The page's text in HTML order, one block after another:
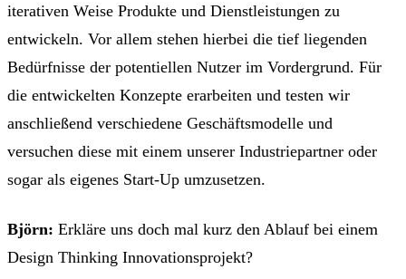
iterativen Weise Produkte und Dienstleistungen zu
entwickeln. Vor allem stehen hierbei die tief liegenden
Bedürfnisse der potentiellen Nutzer im Vordergrund. Für
die entwickelten Konzepte erarbeiten und testen wir
anschließend verschiedene Geschäftsmodelle und
versuchen diese mit einem unserer Industriepartner oder
sogar als eigenes Start-Up umzusetzen.
Björn: Erkläre uns doch mal kurz den Ablauf bei einem
Design Thinking Innovationsprojekt?